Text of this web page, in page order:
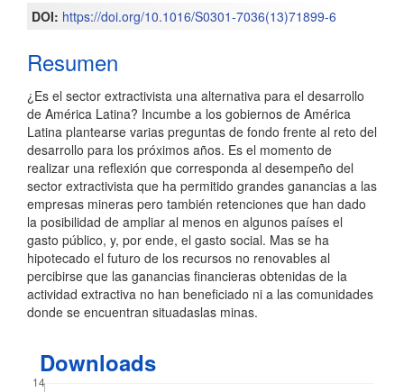
del
artículo
DOI: https://doi.org/10.1016/S0301-7036(13)71899-6
Resumen
¿Es el sector extractivista una alternativa para el desarrollo
de América Latina? Incumbe a los gobiernos de América
Latina plantearse varias preguntas de fondo frente al reto del
desarrollo para los próximos años. Es el momento de
realizar una reflexión que corresponda al desempeño del
sector extractivista que ha permitido grandes ganancias a las
empresas mineras pero también retenciones que han dado
la posibilidad de ampliar al menos en algunos países el
gasto público, y, por ende, el gasto social. Mas se ha
hipotecado el futuro de los recursos no renovables al
percibirse que las ganancias financieras obtenidas de la
actividad extractiva no han beneficiado ni a las comunidades
donde se encuentran situadaslas minas.
Downloads